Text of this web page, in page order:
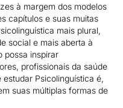
à margem dos modelos
capítulos e suas muitas
mais plural,
social e mais aberta à
possa inspirar
profissionais da saúde
Psicolinguística é,
suas múltiplas formas de